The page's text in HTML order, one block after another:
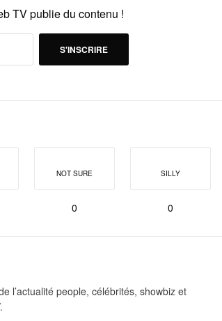
TV publie du contenu !
S'INSCRIRE
NOT SURE
0
SILLY
0
l’actualité people, célébrités, showbiz et